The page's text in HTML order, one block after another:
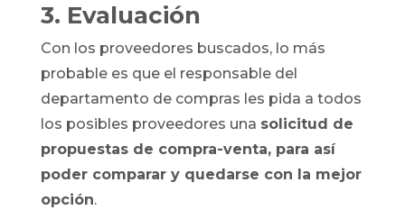
3. Evaluación
Con los proveedores buscados, lo más
probable es que el responsable del
departamento de compras les pida a todos
los posibles proveedores una solicitud de
propuestas de compra-venta, para así
poder comparar y quedarse con la mejor
opción.